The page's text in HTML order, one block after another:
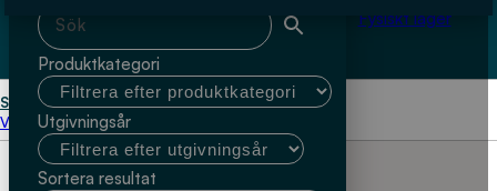
Fysiskt lager
Start ledningsnät
Välj kundtyp
Produktkategori
Utgivningsår
Sortera resultat